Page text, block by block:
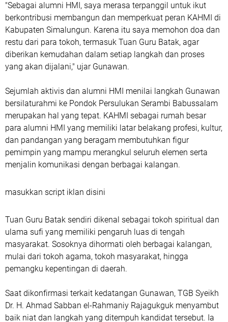
"Sebagai alumni HMI, saya merasa terpanggil untuk ikut
berkontribusi membangun dan memperkuat peran KAHMI di
Kabupaten Simalungun. Karena itu saya memohon doa dan
restu dari para tokoh, termasuk Tuan Guru Batak, agar
diberikan kemudahan dalam setiap langkah dan proses
yang akan dijalani," ujar Gunawan.
Sejumlah aktivis dan alumni HMI menilai langkah Gunawan
bersilaturahmi ke Pondok Persulukan Serambi Babussalam
merupakan hal yang tepat. KAHMI sebagai rumah besar
para alumni HMI yang memiliki latar belakang profesi, kultur,
dan pandangan yang beragam membutuhkan figur
pemimpin yang mampu merangkul seluruh elemen serta
menjalin komunikasi dengan berbagai kalangan.
masukkan script iklan disini
Tuan Guru Batak sendiri dikenal sebagai tokoh spiritual dan
ulama sufi yang memiliki pengaruh luas di tengah
masyarakat. Sosoknya dihormati oleh berbagai kalangan,
mulai dari tokoh agama, tokoh masyarakat, hingga
pemangku kepentingan di daerah.
Saat dikonfirmasi terkait kedatangan Gunawan, TGB Syeikh
Dr. H. Ahmad Sabban el-Rahmaniy Rajagukguk menyambut
baik niat dan langkah yang ditempuh kandidat tersebut. Ia